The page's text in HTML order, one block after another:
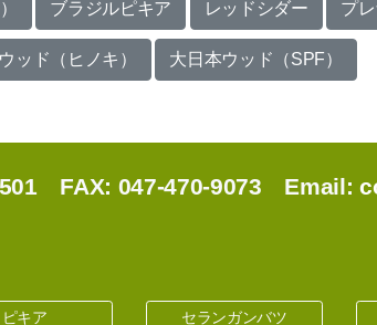
ブラジルピキア レッドシダー プ
ッド（ヒノキ） 大日本ウッド（SPF）
FAX: 047-470-9073 Email:
ピキア セランガンバツ